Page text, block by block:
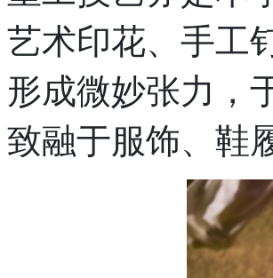
艺术印花、手工
形成微妙张力，
致融于服饰、鞋